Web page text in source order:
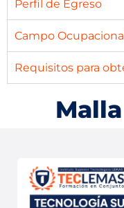
Perfil de Egreso
Campo Ocupacional
Requisitos para